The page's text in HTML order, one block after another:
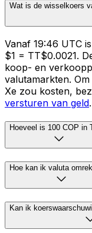
Wat is de wisselkoers
Vanaf 19:46 UTC
$1 = TT$0.0021.
koop- en
valutamarkten.
Xe zou kosten,
versturen van geld.
Hoeveel is 100 COP in
Hoe kan ik valuta
Kan ik